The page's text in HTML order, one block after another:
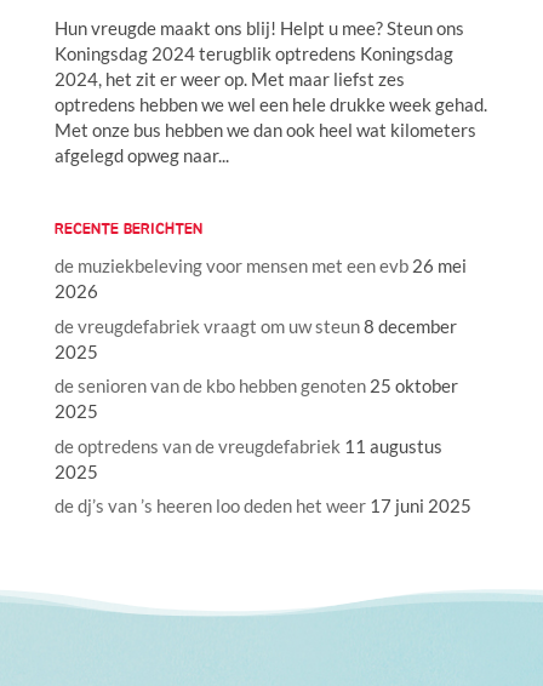
Hun vreugde maakt ons blij! Helpt u mee? Steun ons
Koningsdag 2024 terugblik optredens Koningsdag
2024, het zit er weer op. Met maar liefst zes
optredens hebben we wel een hele drukke week gehad.
Met onze bus hebben we dan ook heel wat kilometers
afgelegd opweg naar...
RECENTE BERICHTEN
de muziekbeleving voor mensen met een evb 26 mei
2026
de vreugdefabriek vraagt om uw steun8 december
2025
de senioren van de kbo hebben genoten 25 oktober
2025
de optredens van de vreugdefabriek 11 augustus
2025
de dj’s van ’s heeren loo deden het weer 17 juni 2025